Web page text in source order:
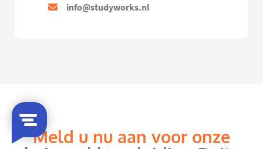
info@studyworks.nl
Meld u nu aan voor onze